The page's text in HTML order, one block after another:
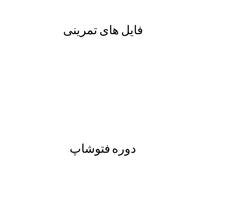
فایل های تمرینی
دوره فتوشاپ